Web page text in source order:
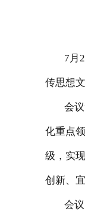
7月
传思想文
会
化重点
级，实
创新、
会